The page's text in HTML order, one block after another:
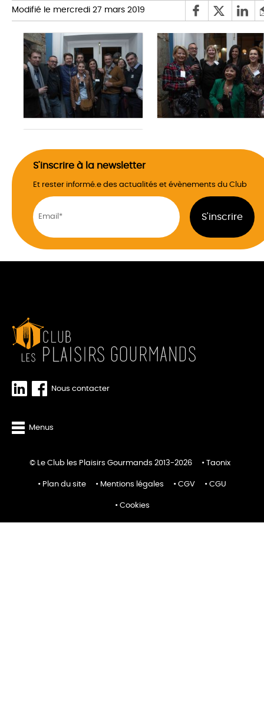
Modifié le mercredi 27 mars 2019
S'inscrire à la newsletter
Et rester informé.e des actualités et évènements du Club
Nous contacter
Menus
© Le Club les Plaisirs Gourmands 2013-2026 Taonix
Plan du site Mentions légales CGV CGU
Cookies